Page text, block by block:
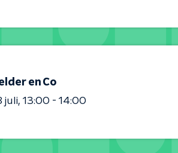
en Co
juli 13:00 - 14:00